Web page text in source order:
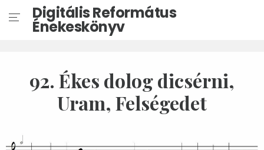
Digitális Református
Énekeskönyv
92. Ékes dolog dicsérni,
Uram, Felségedet